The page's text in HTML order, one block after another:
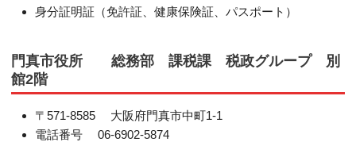
身分証明証（免許証、健康保険証、パスポート）
門真市役所
総務部 課税課 税政グループ 別
館2階
〒571-8585 大阪府門真市中町1-1
電話番号 06-6902-5874